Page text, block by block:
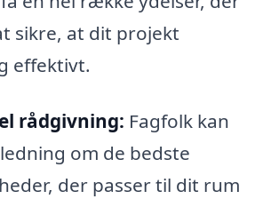
sikre, at dit projekt
effektivt.
rådgivning: Fagfolk kan
om de bedste
der passer til dit rum